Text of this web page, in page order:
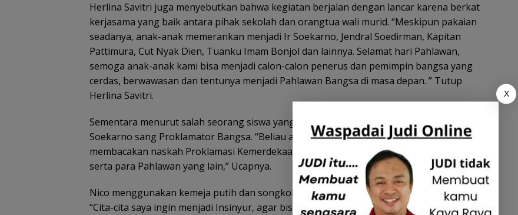
Herlina Savitri juga menyebutkan bahwa kegiatan berjalan dengan lancar karena berkat
kerjasama yang baik antara pihak sekolah dan orangtua wali murid. “Meskipun pakaian
seadanya, anak-anak memerankan menjadi Ir Soekarno, Jendral Soedirman, Kapitan
Pattimura, Cut Nyak Dien, Tuanku Imam Bonjol dan lainnya. Selamat hari Pahlawan,
semoga anak-anak kami bisa menjadi calon-calon penerus dan pemimpin bangsa yang
cerdas, berwawasan dan tentunya menjadi Pahlawan Bangsa di masa depan. ” Tutup
Herlina Savitri.
Sementara menurut salah seorang siswa yang bernama Nico, dirinya mengidolakan Ir
Soekarno sang Proklamator Bangsa. “Beliau adalah kunci kemerdekaan yaitu
membacakan naskah Proklamasi Kemerdekaan, tentu saja didukung oleh Rakyat Indonesia
serta para Pahlawan yang lain,” Ucapnya.
Nico menggunakan kemeja putih dan songkok atau kopiah yang dipinjam dari Ayahnya.
“Cita-cita saya ingin menjadi Insinyur, agar bisa membangun jalan ke rumah saya yang
X